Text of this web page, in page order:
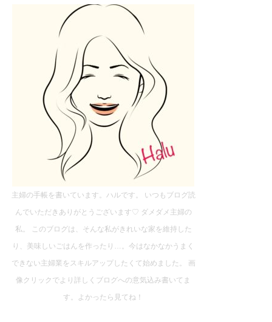
主婦の手帳を書いています。ハルです。 いつもブログ読
んでいただきありがとうございます♡ ダメダメ主婦の
私。 このブログは、そんな私がきれいな家を維持した
り、美味しいごはんを作ったり…。今はなかなかうまく
できない主婦業をスキルアップしたくて始めました。 画
像クリックでより詳しくブログへの意気込み書いてま
す。よかったら見てね！